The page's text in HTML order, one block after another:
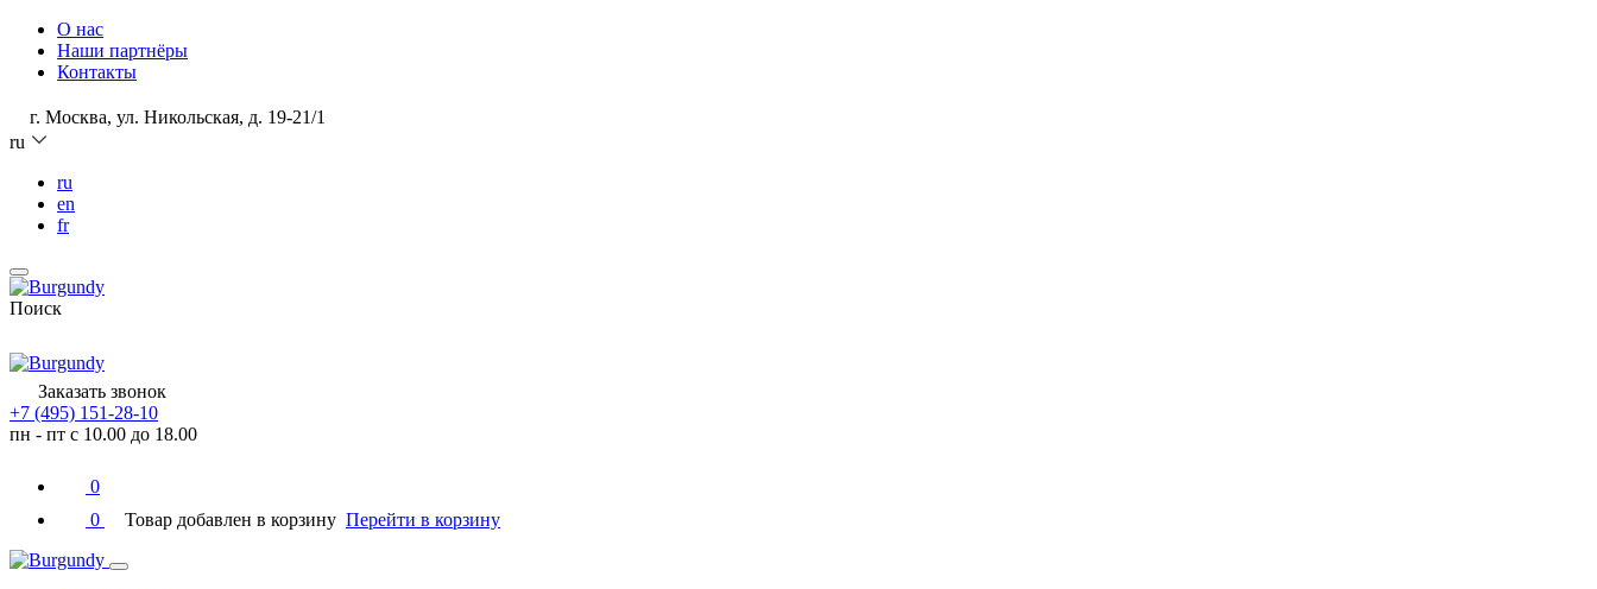
О нас
Наши партнёры
Контакты
г. Москва, ул. Никольская, д. 19-21/1
ru
ru
en
fr
Поиск
Заказать звонок
+7 (495) 151-28-10
пн - пт с 10.00 до 18.00
0
0
Товар добавлен в корзину Перейти в корзину